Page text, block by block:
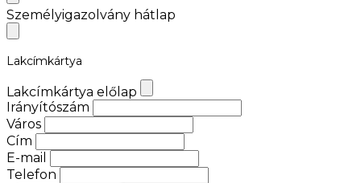
Személyigazolvány hátlap
Lakcímkártya
Lakcímkártya előlap
Irányítószám
Város
Cím
E-mail
Telefon